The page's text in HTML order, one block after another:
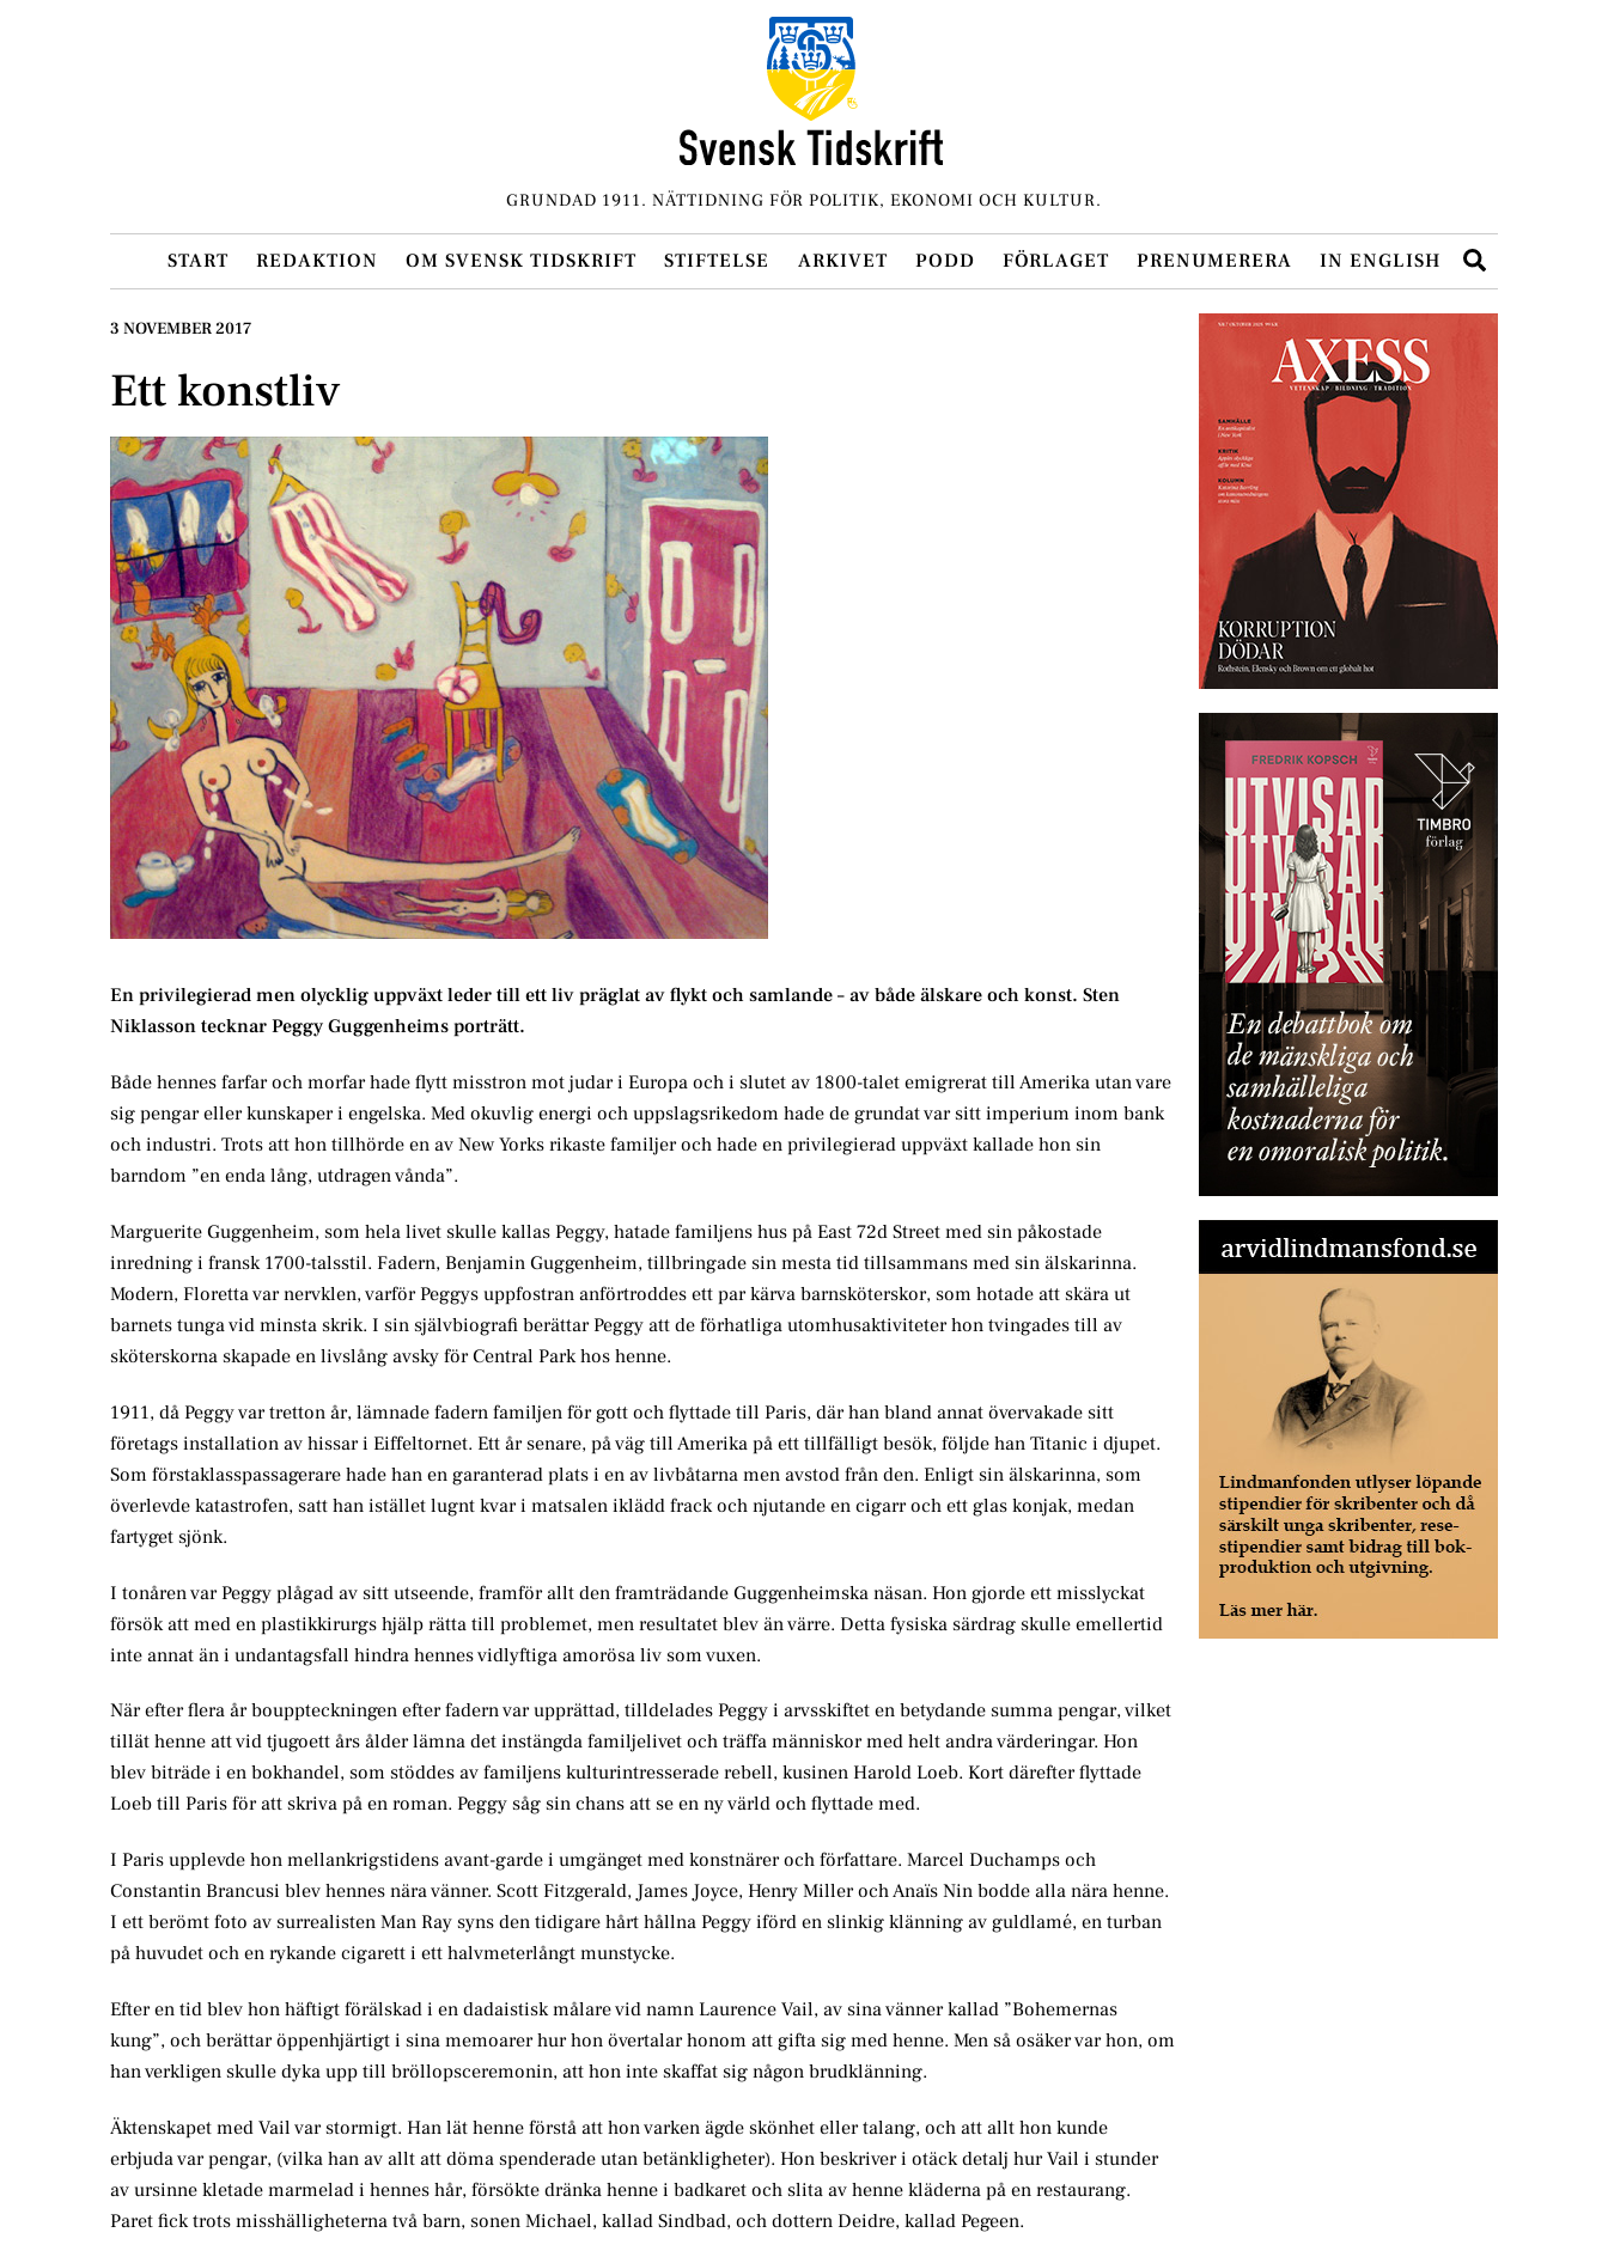
GRUNDAD 1911. NÄTTIDNING FÖR POLITIK, EKONOMI OCH KULTUR.
START REDAKTION OM SVENSK TIDSKRIFT STIFTELSE ARKIVET PODD FÖRLAGET PRENUMERERA IN ENGLISH
3 NOVEMBER 2017
Ett konstliv
En privilegierad men olycklig uppväxt leder till ett liv präglat av flykt och samlande – av både älskare och konst. Sten
Niklasson tecknar Peggy Guggenheims porträtt.
Både hennes farfar och morfar hade flytt misstron mot judar i Europa och i slutet av 1800-talet emigrerat till Amerika utan vare
sig pengar eller kunskaper i engelska. Med okuvlig energi och uppslagsrikedom hade de grundat var sitt imperium inom bank
och industri. Trots att hon tillhörde en av New Yorks rikaste familjer och hade en privilegierad uppväxt kallade hon sin
barndom ”en enda lång, utdragen vånda”.
Marguerite Guggenheim, som hela livet skulle kallas Peggy, hatade familjens hus på East 72d Street med sin påkostade
inredning i fransk 1700-talsstil. Fadern, Benjamin Guggenheim, tillbringade sin mesta tid tillsammans med sin älskarinna.
Modern, Floretta var nervklen, varför Peggys uppfostran anförtroddes ett par kärva barnsköterskor, som hotade att skära ut
barnets tunga vid minsta skrik. I sin självbiografi berättar Peggy att de förhatliga utomhusaktiviteter hon tvingades till av
sköterskorna skapade en livslång avsky för Central Park hos henne.
1911, då Peggy var tretton år, lämnade fadern familjen för gott och flyttade till Paris, där han bland annat övervakade sitt
företags installation av hissar i Eiffeltornet. Ett år senare, på väg till Amerika på ett tillfälligt besök, följde han Titanic i djupet.
Som förstaklasspassagerare hade han en garanterad plats i en av livbåtarna men avstod från den. Enligt sin älskarinna, som
överlevde katastrofen, satt han istället lugnt kvar i matsalen iklädd frack och njutande en cigarr och ett glas konjak, medan
fartyget sjönk.
I tonåren var Peggy plågad av sitt utseende, framför allt den framträdande Guggenheimska näsan. Hon gjorde ett misslyckat
försök att med en plastikkirurgs hjälp rätta till problemet, men resultatet blev än värre. Detta fysiska särdrag skulle emellertid
inte annat än i undantagsfall hindra hennes vidlyftiga amorösa liv som vuxen.
När efter flera år bouppteckningen efter fadern var upprättad, tilldelades Peggy i arvsskiftet en betydande summa pengar, vilket
tillät henne att vid tjugoett års ålder lämna det instängda familjelivet och träffa människor med helt andra värderingar. Hon
blev biträde i en bokhandel, som stöddes av familjens kulturintresserade rebell, kusinen Harold Loeb. Kort därefter flyttade
Loeb till Paris för att skriva på en roman. Peggy såg sin chans att se en ny värld och flyttade med.
I Paris upplevde hon mellankrigstidens avant-garde i umgänget med konstnärer och författare. Marcel Duchamps och
Constantin Brancusi blev hennes nära vänner. Scott Fitzgerald, James Joyce, Henry Miller och Anaïs Nin bodde alla nära henne.
I ett berömt foto av surrealisten Man Ray syns den tidigare hårt hållna Peggy iförd en slinkig klänning av guldlamé, en turban
på huvudet och en rykande cigarett i ett halvmeterlångt munstycke.
Efter en tid blev hon häftigt förälskad i en dadaistisk målare vid namn Laurence Vail, av sina vänner kallad ”Bohemernas
kung”, och berättar öppenhjärtigt i sina memoarer hur hon övertalar honom att gifta sig med henne. Men så osäker var hon, om
han verkligen skulle dyka upp till bröllopsceremonin, att hon inte skaffat sig någon brudklänning.
Äktenskapet med Vail var stormigt. Han lät henne förstå att hon varken ägde skönhet eller talang, och att allt hon kunde
erbjuda var pengar, (vilka han av allt att döma spenderade utan betänkligheter). Hon beskriver i otäck detalj hur Vail i stunder
av ursinne kletade marmelad i hennes hår, försökte dränka henne i badkaret och slita av henne kläderna på en restaurang.
Paret fick trots misshälligheterna två barn, sonen Michael, kallad Sindbad, och dottern Deidre, kallad Pegeen.